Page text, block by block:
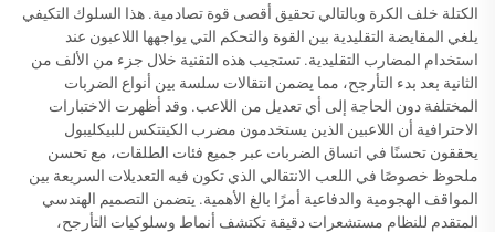
الكتلة خلف الكرة وبالتالي تحقيق أقصى قوة تصادمية. هذا السلوك التكيفي
يلغي المقايضة التقليدية بين القوة والتحكم التي يواجهها اللاعبون عند
استخدام المضارب التقليدية. تستجيب هذه التقنية خلال جزء من الألف من
الثانية بعد بدء التأرجح، مما يضمن انتقالات سلسة بين أنواع الضربات
المختلفة دون الحاجة إلى أي تعديل من اللاعب. وقد أظهرت الاختبارات
الاحترافية أن اللاعبين الذين يستخدمون مضرب الكينتكس للبيكليبول
يحققون تحسنًا في اتساق الضربات عبر جميع فئات الطلقات، مع تحسن
ملحوظ خصوصًا في اللعب الانتقالي الذي تكون فيه التعديلات السريعة بين
المواقف الهجومية والدفاعية أمرًا بالغ الأهمية. يتضمن التصميم الهندسي
المتقدم للنظام مستشعرات دقيقة تكتشف أنماط وسلوكيات التأرجح،